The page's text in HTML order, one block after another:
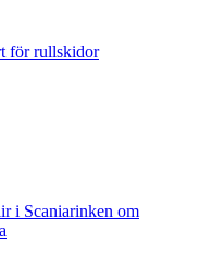
för rullskidor
i Scaniarinken om